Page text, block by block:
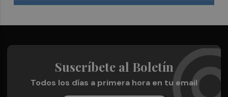
Suscríbete al Boletín
Todos los días a primera hora en tu email